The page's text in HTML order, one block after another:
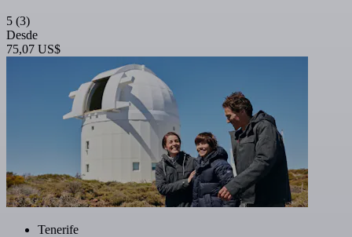
5 (3)
Desde
75,07 US$
Tenerife